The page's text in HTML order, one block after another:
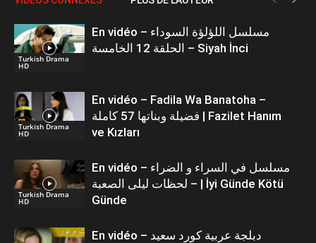
Turkish Drama
HD
En vidéo – مسلسل اللؤلؤة السوداء
الحلقة 12 الخامسة – Siyah İnci
Turkish Drama
HD
En vidéo – Fadila Wa Banatoha –
فضيلة وبناتها 57 كاملة | Fazilet Hanım
ve Kızları
Turkish Drama
HD
En vidéo – مسلسل في السراء و الضراء
– لحظات ليلى الصعبة | İyi Günde Kötü
Günde
En vidéo – دبلجة عربية كورد سعيد